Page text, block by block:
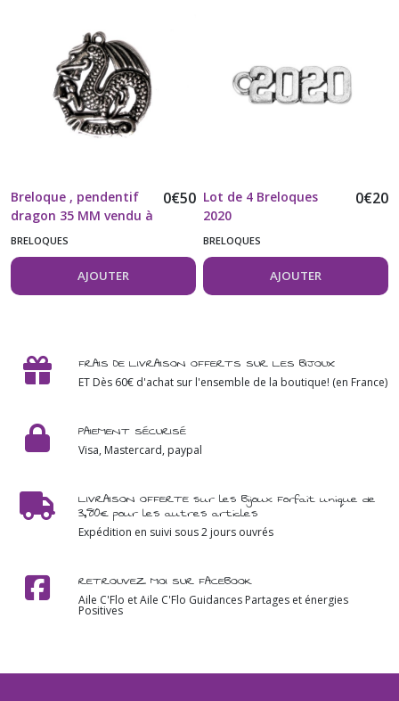
Breloque , pendentif
dragon 35 MM vendu à
l'unité
0€50
BRELOQUES
AJOUTER
Lot de 4 Breloques
2020
0€20
BRELOQUES
AJOUTER
FRAIS DE LIVRAISON OFFERTS SUR LES BIJOUX
ET Dès 60€ d'achat sur l'ensemble de la boutique! (en France)
PAIEMENT SÉCURISÉ
Visa, Mastercard, paypal
LIVRAISON OFFERTE sur les Bijoux Forfait unique de
3,80€ pour les autres articles
Expédition en suivi sous 2 jours ouvrés
RETROUVEZ MOI SUR FACEBOOK
Aile C'Flo et Aile C'Flo Guidances Partages et énergies
Positives